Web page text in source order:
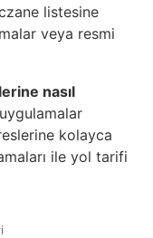
listesine
veya resmi
nasıl
kolayca
ile yol tarifi